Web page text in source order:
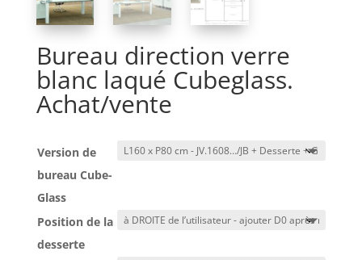
Bureau direction verre
blanc laqué Cubeglass.
Achat/vente
Version de
bureau Cube-
Glass
Position de la
desserte